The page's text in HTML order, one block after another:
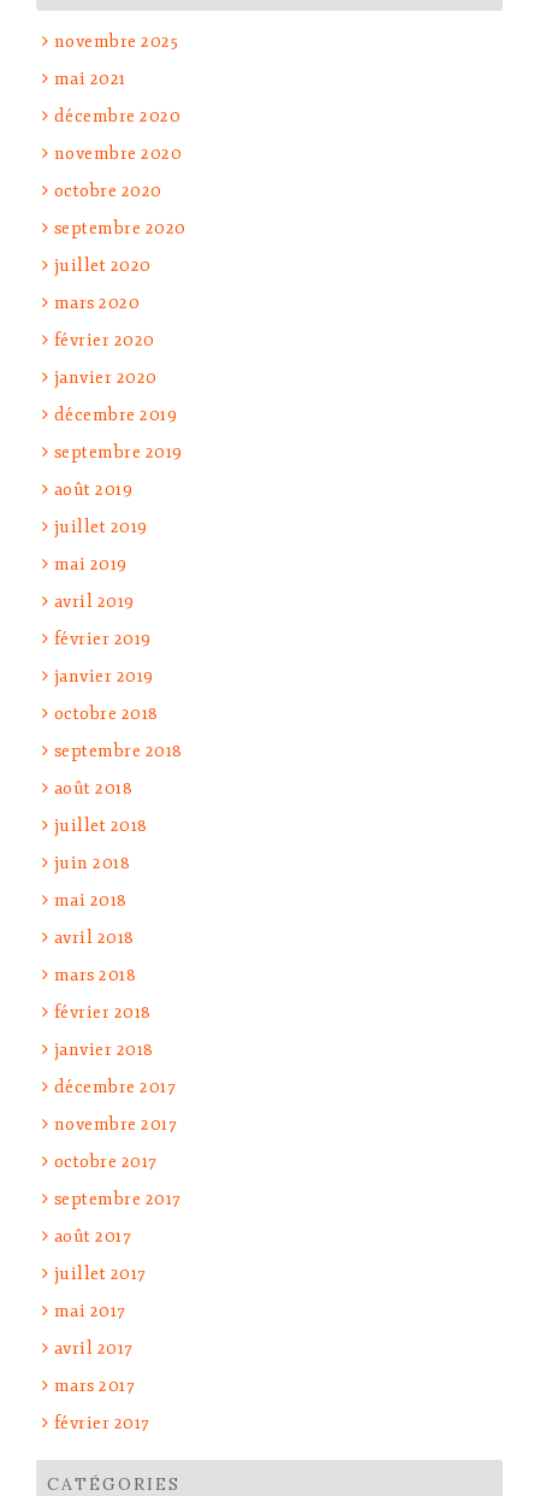
novembre 2025
mai 2021
décembre 2020
novembre 2020
octobre 2020
septembre 2020
juillet 2020
mars 2020
février 2020
janvier 2020
décembre 2019
septembre 2019
août 2019
juillet 2019
mai 2019
avril 2019
février 2019
janvier 2019
octobre 2018
septembre 2018
août 2018
juillet 2018
juin 2018
mai 2018
avril 2018
mars 2018
février 2018
janvier 2018
décembre 2017
novembre 2017
octobre 2017
septembre 2017
août 2017
juillet 2017
mai 2017
avril 2017
mars 2017
février 2017
CATÉGORIES